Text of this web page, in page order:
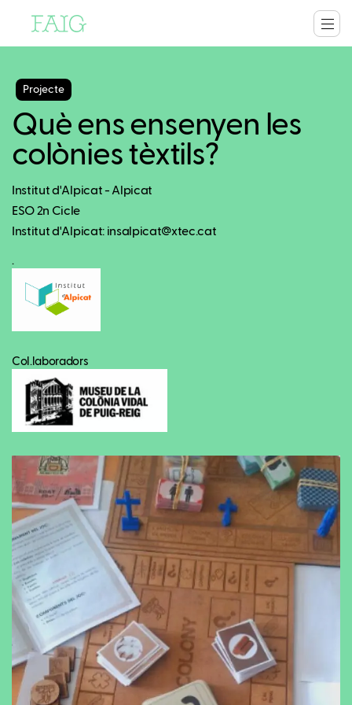
Projecte
Què ens ensenyen les
colònies tèxtils?
Institut d'Alpicat - Alpicat
ESO 2n Cicle
Institut d'Alpicat: insalpicat@xtec.cat
.
Col.laboradors